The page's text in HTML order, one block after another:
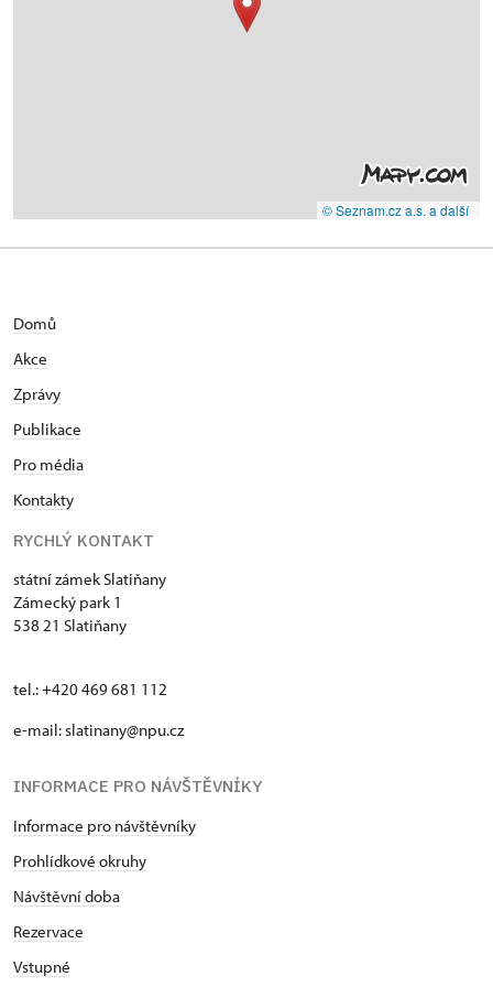
© Seznam.cz a.s. a další
Domů
Akce
Zprávy
Publikace
Pro média
Kontakty
RYCHLÝ KONTAKT
státní zámek Slatiňany
Zámecký park 1
538 21 Slatiňany
tel.: +420 469 681 112
e-mail: slatinany@npu.cz
INFORMACE PRO NÁVŠTĚVNÍKY
Informace pro návštěvníky
Prohlídkové okruhy
Návštěvní doba
Rezervace
Vstupné